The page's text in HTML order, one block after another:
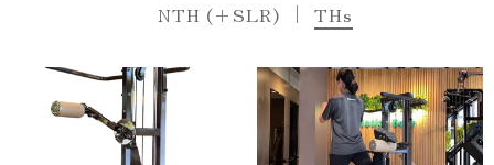
NTH (＋SLR)
THs